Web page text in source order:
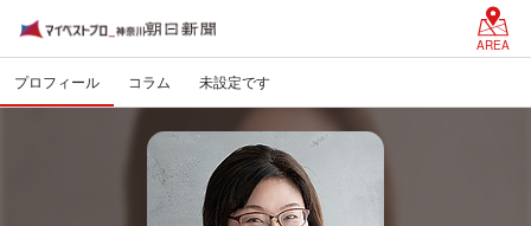
AREA
プロフィール コラム 未設定です